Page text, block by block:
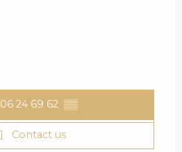
06 24 69 62 ▒▒
Contact us